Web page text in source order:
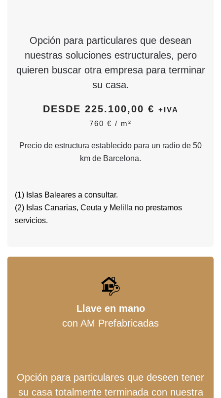
Opción para particulares que desean
nuestras soluciones estructurales, pero
quieren buscar otra empresa para terminar
su casa.
DESDE 225.100,00 € +IVA
760 € / m²
Precio de estructura establecido para un radio de 50
km de Barcelona.
(1) Islas Baleares a consultar.
(2) Islas Canarias, Ceuta y Melilla no prestamos
servicios.
Llave en mano
con AM Prefabricadas
Opción para particulares que deseen tener
su casa totalmente terminada con nuestra